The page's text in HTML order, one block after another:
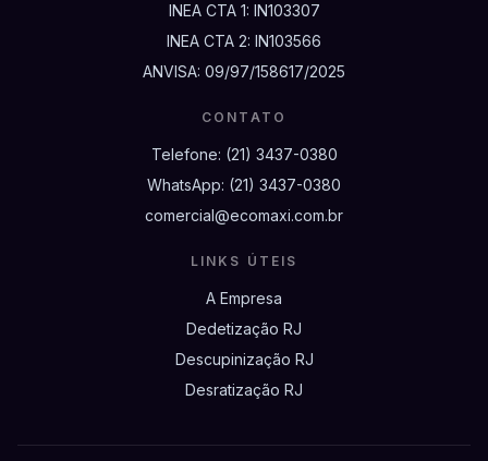
INEA CTA 1: IN103307
INEA CTA 2: IN103566
ANVISA: 09/97/158617/2025
CONTATO
Telefone: (21) 3437-0380
WhatsApp: (21) 3437-0380
comercial@ecomaxi.com.br
LINKS ÚTEIS
A Empresa
Dedetização RJ
Descupinização RJ
Desratização RJ